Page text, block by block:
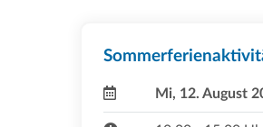
Mi, 12. August